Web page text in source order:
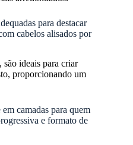
para destacar
cabelos alisados por
são ideais para criar
proporcionando um
camadas para quem
e formato de